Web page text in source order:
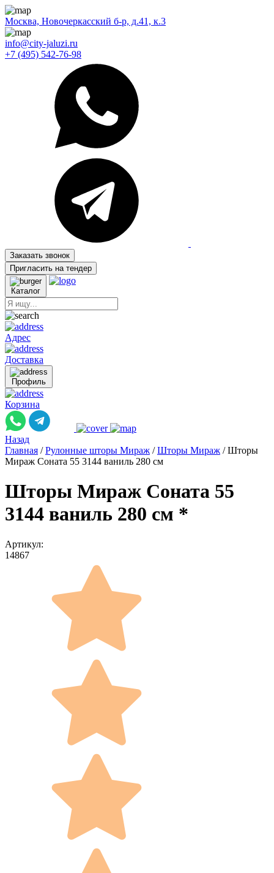
Москва, Новочеркасский б-р, д.41, к.3
info@city-jaluzi.ru
+7 (495) 542-76-98
Заказать звонок
Пригласить на тендер
Каталог
Адрес
Доставка
Профиль
Корзина
Назад
Главная / Рулонные шторы Мираж / Шторы Мираж / Шторы
Мираж Соната 55 3144 ваниль 280 см
Шторы Мираж Соната 55
3144 ваниль 280 см *
Артикул:
14867